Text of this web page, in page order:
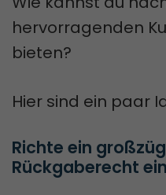
hervorragenden
bieten?
Hier sind ein paar
Richte ein
Rückgaberecht ein